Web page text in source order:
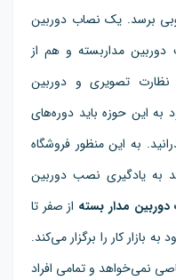
برسد. یک نصاب دوربین
مداربسته و هم از
تصویری و دوربین
به این حوزه باید دوره‌های
به این منظور فروشگاه
به یادگیری نصب دوربین
مدار بسته از صفر تا
کار را برگزار می‌کند.
نمی‌خواهد و تمامی افراد